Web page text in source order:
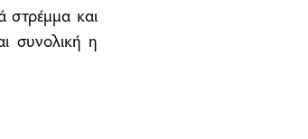
στρέμμα και
συνολική η